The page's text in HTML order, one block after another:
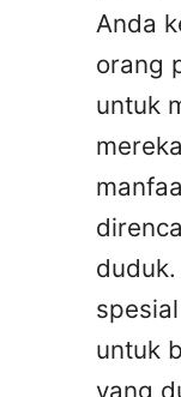
Anda
orang
untuk
untuk
yang